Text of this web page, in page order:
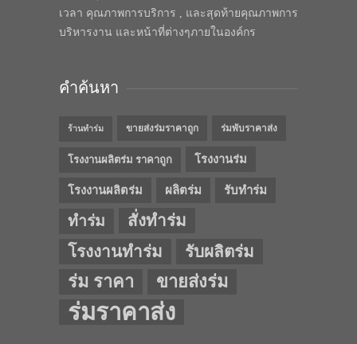
เวลา คุณภาพการบริการ , และสุดท้ายคุณภาพการ
บริหารงาน และหน้าที่ต่างๆภายในองค์กร
คำค้นหา
ร้านทำร่ม ขายส่งร่มราคาถูก ร่มพับราคาส่ง
โรงงานผลิตร่ม ราคาถูก โรงงานร่ม
โรงงานผลิตร่ม ผลิตร่ม รับทำร่ม
ทำร่ม
สั่งทำร่ม
โรงงานทำร่ม
รับผลิตร่ม
ร่ม ราคา ขายส่งร่ม
ร่มราคาส่ง